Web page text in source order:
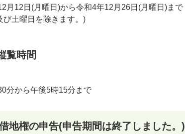
月12日(月曜日)から令和4年12月26日(月曜日)まで
び土曜日を除きます。)
覧時間
分から午後5時15分まで
地権の申告(申告期間は終了しました。)